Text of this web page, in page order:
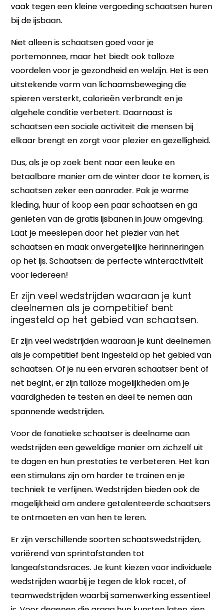
vaak tegen een kleine vergoeding schaatsen huren
bij de ijsbaan.
Niet alleen is schaatsen goed voor je
portemonnee, maar het biedt ook talloze
voordelen voor je gezondheid en welzijn. Het is een
uitstekende vorm van lichaamsbeweging die
spieren versterkt, calorieën verbrandt en je
algehele conditie verbetert. Daarnaast is
schaatsen een sociale activiteit die mensen bij
elkaar brengt en zorgt voor plezier en gezelligheid.
Dus, als je op zoek bent naar een leuke en
betaalbare manier om de winter door te komen, is
schaatsen zeker een aanrader. Pak je warme
kleding, huur of koop een paar schaatsen en ga
genieten van de gratis ijsbanen in jouw omgeving.
Laat je meeslepen door het plezier van het
schaatsen en maak onvergetelijke herinneringen
op het ijs. Schaatsen: de perfecte winteractiviteit
voor iedereen!
Er zijn veel wedstrijden waaraan je kunt
deelnemen als je competitief bent
ingesteld op het gebied van schaatsen.
Er zijn veel wedstrijden waaraan je kunt deelnemen
als je competitief bent ingesteld op het gebied van
schaatsen. Of je nu een ervaren schaatser bent of
net begint, er zijn talloze mogelijkheden om je
vaardigheden te testen en deel te nemen aan
spannende wedstrijden.
Voor de fanatieke schaatser is deelname aan
wedstrijden een geweldige manier om zichzelf uit
te dagen en hun prestaties te verbeteren. Het kan
een stimulans zijn om harder te trainen en je
techniek te verfijnen. Wedstrijden bieden ook de
mogelijkheid om andere getalenteerde schaatsers
te ontmoeten en van hen te leren.
Er zijn verschillende soorten schaatswedstrijden,
variërend van sprintafstanden tot
langeafstandsraces. Je kunt kiezen voor individuele
wedstrijden waarbij je tegen de klok racet, of
teamwedstrijden waarbij samenwerking essentieel